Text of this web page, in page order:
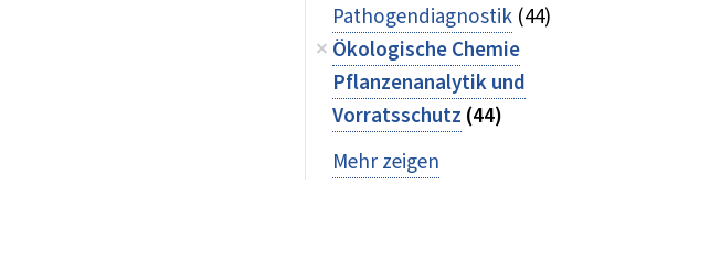
Pathogendiagnostik (44)
Ökologische Chemie
Pflanzenanalytik und
Vorratsschutz (44)
Mehr zeigen